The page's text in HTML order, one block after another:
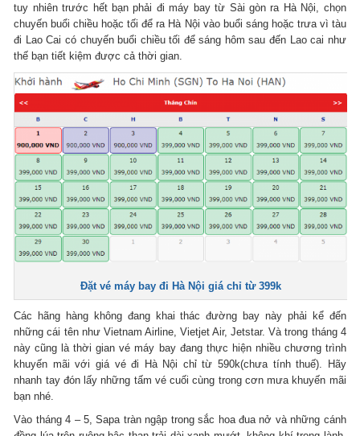
tuy nhiên trước hết bạn phải đi máy bay từ Sài gòn ra Hà Nội, chọn
chuyến buổi chiều hoặc tối để ra Hà Nội vào buổi sáng hoặc trưa vì tàu
đi Lao Cai có chuyến buổi chiều tối để sáng hôm sau đến Lao cai như
thế bạn tiết kiệm được cả thời gian.
Đặt vé máy bay đi Hà Nội giá chỉ từ 399k
Các hãng hàng không đang khai thác đường bay này phải kể đến
những cái tên như Vietnam Airline, Vietjet Air, Jetstar. Và trong tháng 4
này cũng là thời gian vé máy bay đang thực hiện nhiều chương trình
khuyến mãi với giá vé đi Hà Nội chỉ từ 590k(chưa tính thuế). Hãy
nhanh tay đón lấy những tấm vé cuối cùng trong cơn mưa khuyến mãi
bạn nhé.
Vào tháng 4 – 5, Sapa tràn ngập trong sắc hoa đua nở và những cánh